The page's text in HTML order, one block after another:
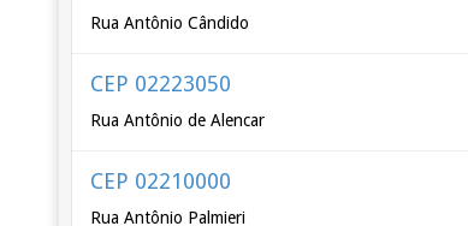
Rua Antônio Cândido
CEP 02223050
Rua Antônio de Alencar
CEP 02210000
Rua Antônio Palmieri